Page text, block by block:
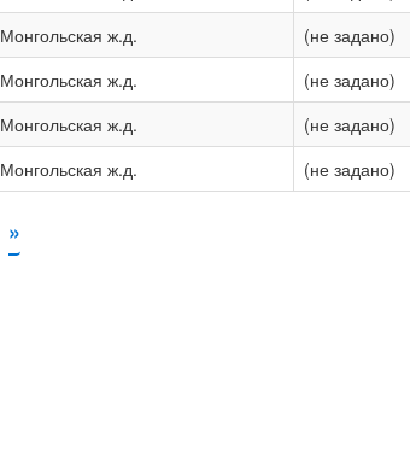
Монгольская ж.д.
(не задано)
Монгольская ж.д.
(не задано)
Монгольская ж.д.
(не задано)
Монгольская ж.д. (не задано)
»